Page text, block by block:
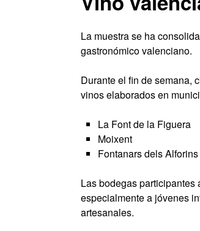
La muestra se ha
gastronómico valenciano.
Durante el fin de semana,
vinos elaborados en
La Font de la Figuera
Moixent
Fontanars dels Alforins
Las bodegas
especialmente a jóvenes
artesanales.